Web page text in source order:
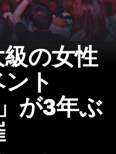
級の女性
ト
」が3年ぶ